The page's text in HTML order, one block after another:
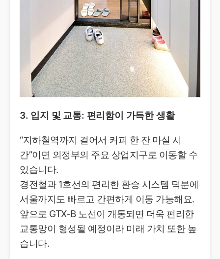
3. 입지 및 교통: 편리함이 가득한 생활
“지하철역까지 걸어서 커피 한 잔 마실 시
간”이면 의정부의 주요 상업지구로 이동할 수
있습니다.
경전철과 1호선의 편리한 환승 시스템 덕분에
서울까지도 빠르고 간편하게 이동 가능해요.
앞으로 GTX-B 노선이 개통되면 더욱 편리한
교통망이 형성될 예정이라 미래 가치 또한 높
습니다.